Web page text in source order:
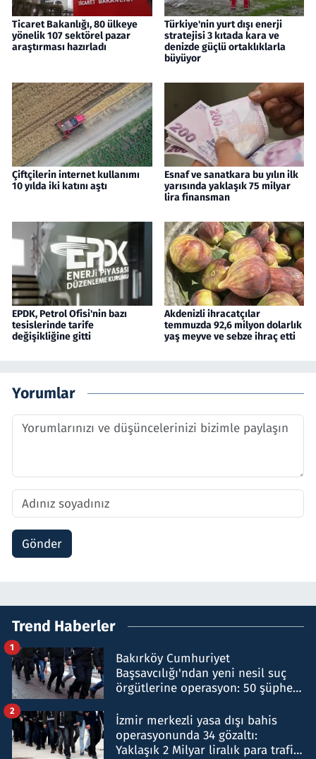
Ticaret Bakanlığı, 80 ülkeye
yönelik 107 sektörel pazar
araştırması hazırladı
Türkiye'nin yurt dışı enerji
stratejisi 3 kıtada kara ve
denizde güçlü ortaklıklarla
büyüyor
Çiftçilerin internet kullanımı
10 yılda iki katını aştı
Esnaf ve sanatkara bu yılın ilk
yarısında yaklaşık 75 milyar
lira finansman
EPDK, Petrol Ofisi'nin bazı
tesislerinde tarife
değişikliğine gitti
Akdenizli ihracatçılar
temmuzda 92,6 milyon dolarlık
yaş meyve ve sebze ihraç etti
Yorumlar
Gönder
Trend Haberler
Bakırköy Cumhuriyet
Başsavcılığı'ndan yeni nesil suç
örgütlerine operasyon: 50 şüpheli
1
İzmir merkezli yasa dışı bahis
operasyonunda 34 gözaltı:
Yaklaşık 2 Milyar liralık para trafiği
2